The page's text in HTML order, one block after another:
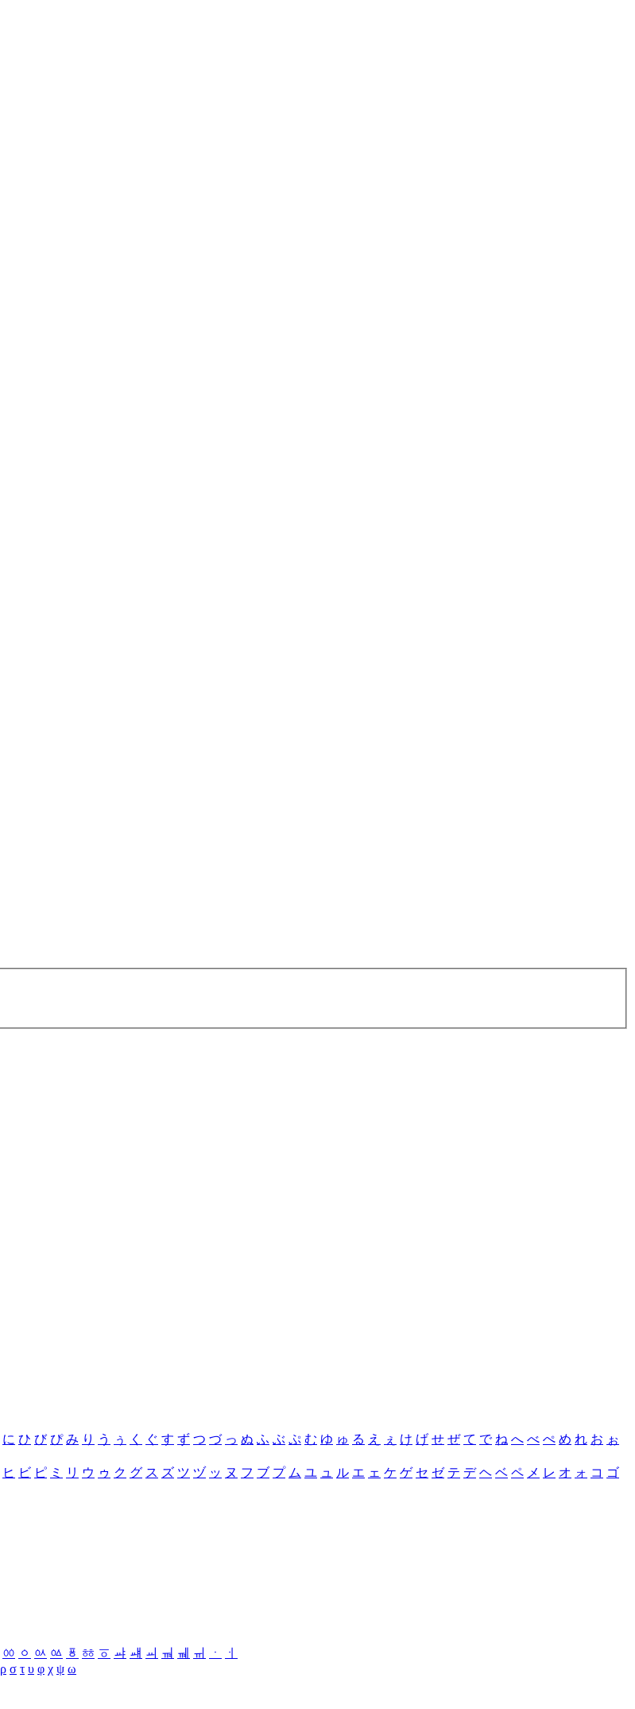
に ひ び ぴ み り う ぅ く ぐ す ず つ づ っ ぬ ふ ぶ ぷ む ゆ ゅ る え ぇ け げ せ ぜ て で ね へ べ ぺ め れ お ぉ
ヒ ビ ピ ミ リ ウ ゥ ク グ ス ズ ツ ヅ ッ ヌ フ ブ プ ム ユ ュ ル エ ェ ケ ゲ セ ゼ テ デ ヘ ベ ペ メ レ オ ォ コ ゴ
ㆀ ㆁ ㆂ ㆃ ㆄ ㆅ ㆆ ㆇ ㆈ ㆉ ㆊ ㆋ ㆌ ㆍ
ㆎ
ρ σ τ υ φ χ ψ ω